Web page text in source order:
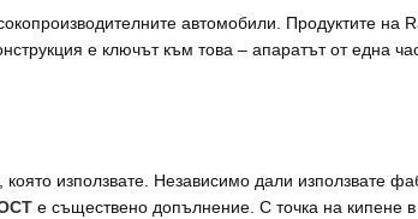
автомобили. Продуктите
е ключът към това – апаратът от една
използвате. Независимо дали използвате
е съществено допълнение. С точка на кипене